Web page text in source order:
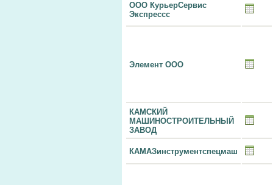
ООО КурьерСервис
Экспрессс
Элемент ООО
КАМСКИЙ
МАШИНОСТРОИТЕЛЬНЫЙ
ЗАВОД
КАМАЗинструментспецмаш